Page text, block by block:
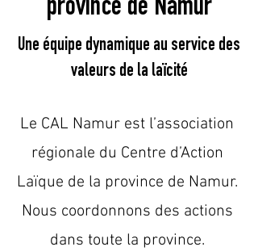
province de Namur
Une équipe dynamique au service des
valeurs de la laïcité
Le CAL Namur est l’association
régionale du Centre d’Action
Laïque de la province de Namur.
Nous coordonnons des actions
dans toute la province.